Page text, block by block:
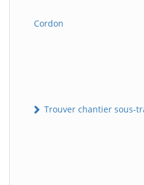
Cordon
Trouver chantier sous-